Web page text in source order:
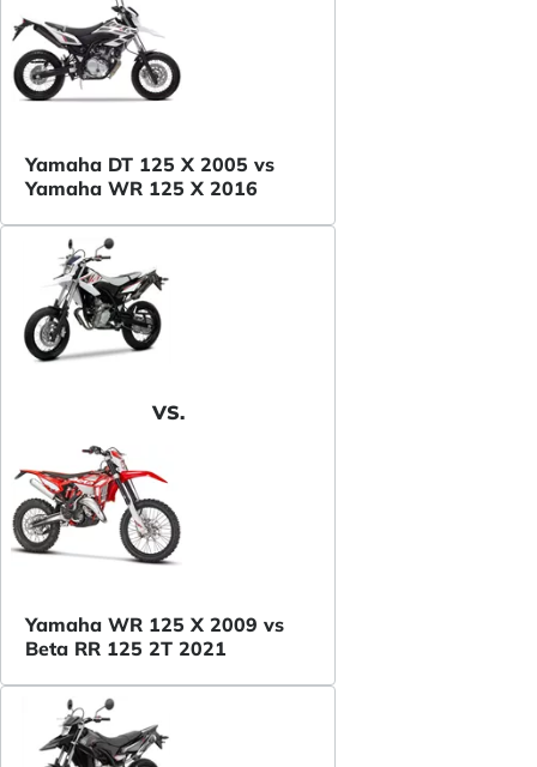
Yamaha DT 125 X 2005 vs
Yamaha WR 125 X 2016
VS.
Yamaha WR 125 X 2009 vs
Beta RR 125 2T 2021